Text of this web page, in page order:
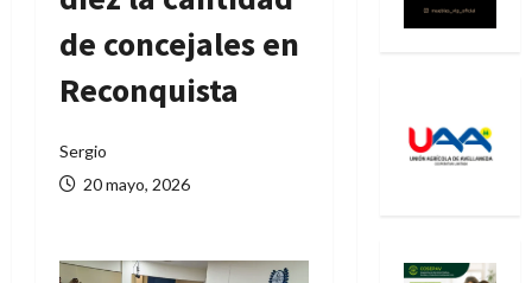
de concejales en
Reconquista
Sergio
20 mayo, 2026